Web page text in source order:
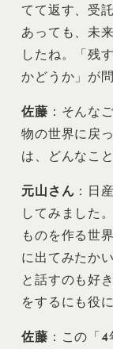
てて返す、受
あっても、未
したね。「残
かどうか」が
佐藤 ：そんな
物の世界に戻
は、どんなこ
元山さん ：日
してみました。
ものを作る世
に出てみたか
と話すのも好
をするにも役
佐藤 ：この「